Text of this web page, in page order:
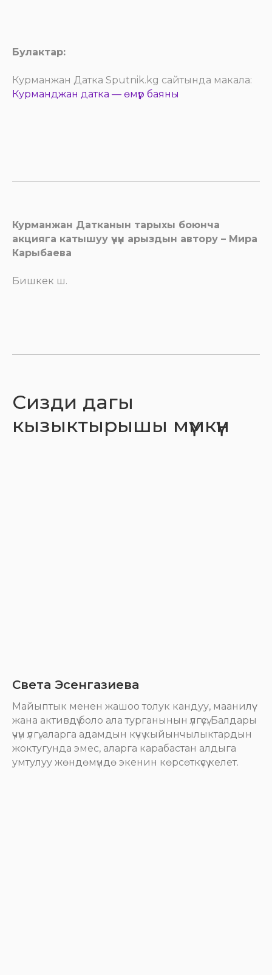
Булактар:
Курманжан Датка Sputnik.kg сайтында макала:
Курманджан датка — өмүр баяны
Курманжан Датканын тарыхы боюнча
акцияга катышуу үчүн арыздын автору – Мира
Карыбаева
Бишкек ш.
Сизди дагы
кызыктырышы мүмкүн
Света Эсенгазиева
Майыптык менен жашоо толук кандуу, маанилүү
жана активдүү боло ала турганынын үлгүсү. Балдары
үчүн үлгү, аларга адамдын күчү кыйынчылыктардын
жоктугунда эмес, аларга карабастан алдыга
умтулуу жөндөмүндө экенин көрсөткүсү келет.